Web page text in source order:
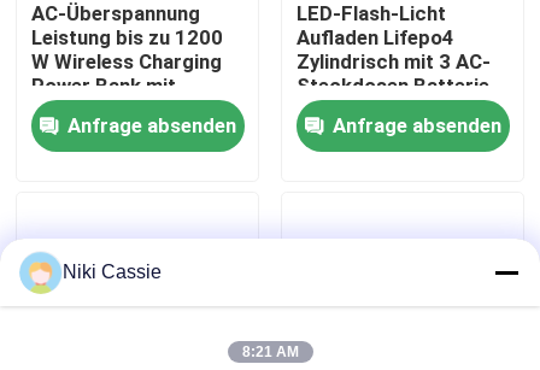
Qualitätskontrolle
Kontakt US
Fordern Sie ein Zitat
Tragbares Solarkraftwerk
AC-Überspannung
Leistung bis zu 1200
W Wireless Charging
Power Bank mit
wasserdichtem
Gehäuse für
Smartphones
Anfrage absenden
LED-Flash-Licht
Aufladen Lifepo4
Zylindrisch mit 3 AC-
Steckdosen Batterie
Power Bank für
Smartphones
Anfrage absenden
Niki Cassie
8:21 AM